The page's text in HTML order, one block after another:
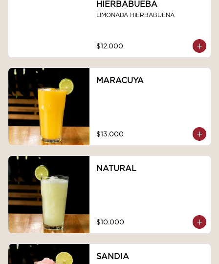
HIERBABUEBA
LIMONADA HIERBABUENA
$12.000
MARACUYA
$13.000
NATURAL
$10.000
SANDIA